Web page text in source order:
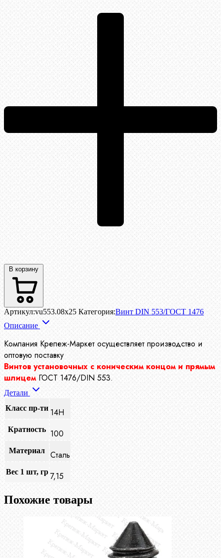
В корзину
Артикул:vu553.08x25 Категория:Винт DIN 553/ГОСТ 1476
Описание
Компания Крепеж-Маркет осуществляет производство и
оптовую поставку
Винтов установочных с коническим концом и прямым
шлицем ГОСТ 1476/DIN 553.
Детали
Класс пр-ти 14Н
Кратность 100
Материал Сталь
Вес 1 шт, гр 7,15
Похожие товары